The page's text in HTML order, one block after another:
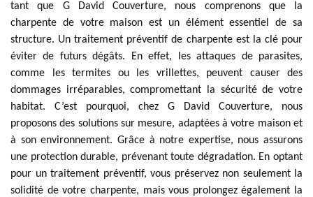
tant que G David Couverture, nous comprenons que la
charpente de votre maison est un élément essentiel de sa
structure. Un traitement préventif de charpente est la clé pour
éviter de futurs dégâts. En effet, les attaques de parasites,
comme les termites ou les vrillettes, peuvent causer des
dommages irréparables, compromettant la sécurité de votre
habitat. C’est pourquoi, chez G David Couverture, nous
proposons des solutions sur mesure, adaptées à votre maison et
à son environnement. Grâce à notre expertise, nous assurons
une protection durable, prévenant toute dégradation. En optant
pour un traitement préventif, vous préservez non seulement la
solidité de votre charpente, mais vous prolongez également la